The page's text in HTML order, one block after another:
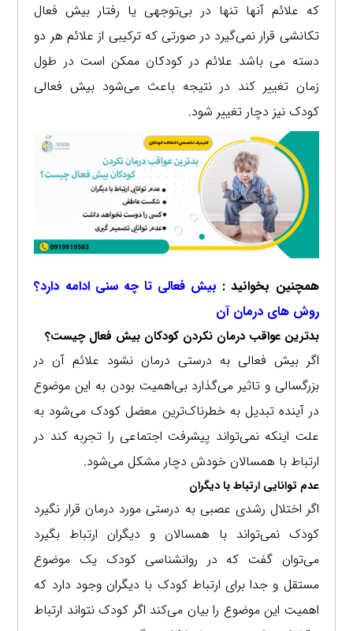
که علائم آنها تنها در بی‌توجهی یا رفتار بیش فعال
تکانشی قرار نمی‌گیرد در صورتی که ترکیبی از علائم هر دو
دسته می باشد علائم در کودکان ممکن است در طول
زمان تغییر کند در نتیجه باعث می‌شود بیش فعالی
کودک نیز دچار تغییر شود.
همچنین بخوانید : بیش فعالی تا چه سنی ادامه دارد؟
روش های درمان آن
بدترین عواقب درمان نکردن کودکان بیش فعال چیست؟
اگر بیش فعالی به درستی درمان نشود علائم آن در
بزرگسالی و تاثیر می‌گذارد بی‌اهمیت بودن به این موضوع
در آینده تبدیل به خطرناک‌ترین معضل کودک می‌شود به
علت اینکه نمی‌تواند پیشرفت اجتماعی را تجربه کند در
ارتباط با همسالان خودش دچار مشکل می‌شود.
عدم توانایی ارتباط با دیگران
اگر اختلال رشدی عصبی به درستی مورد درمان قرار نگیرد
کودک نمی‌تواند با همسالان و دیگران ارتباط بگیرد
می‌توان گفت که در روانشناسی کودک یک موضوع
مستقل و جدا برای ارتباط کودک با دیگران وجود دارد که
اهمیت این موضوع را بیان می‌کند اگر کودک نتواند ارتباط